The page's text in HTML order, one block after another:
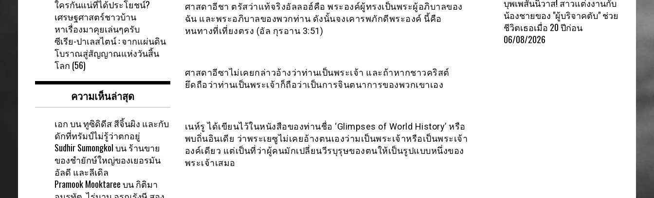
ศาสดาอีชา ตรัสว่าแท้จริงอัลลอฮ์คือ พระองค์ผู้ทรงเป็นพระผู้อภิบาลของ
ฉัน และพระอภิบาลของพวกท่าน ดังนั้นจงเคารพภักดีพระองค์ นี้คือ
หนทางที่เที่ยงตรง (อัล กุรอาน 3:51)
ศาสดาอีซาไม่เคยกล่าวอ้างว่าท่านเป็นพระเจ้า และถ้าหากชาวคริสต์
ยึดถือว่าท่านเป็นพระเจ้าก็ถือว่าเป็นการจินตนาการของพวกเขาเอง
เนห์รู ได้เขียนไว้ในหนังสือของท่านชื่อ ‘Glimpses of World History’ หรือ
พบถิ่นอินเดีย ว่าพระเยซูไม่เคยอ้างตนเองว่ามเป็นพระเจ้าหรือเป็นพระเจ้า
องค์เดียว แต่เป็นที่ว่าผู้คนมักเปลี่ยนวีรบุรุษของตนให้เป็นรูปแบบหนึ่งของ
พระเจ้าเสมอ
ใครกันแน่ที่ได้ประโยชน์?
เศรษฐศาสตร์ชาวบ้าน
หาเรื่องมาคุยเล่นๆครับ
ซีเรีย-ปาเลสไตน์ : จากแผ่นดิน
โบราณสู่สัญญาณแห่งวันสิ้น
โลก (56)
ความเห็นล่าสุด
เอกบนทูซิดิดีส สีจิ้นผิง และกับ
ดักที่ทรัมป์ไม่รู้ว่าตกอยู่
Sudhir Sumongkolบนร้านขาย
ของชำยักษ์ใหญ่ของเยอรมัน
อัลดี และลีเดิล
Pramook Mooktareeบนกิติมา
บุพเพสันนิวาส! สาวแต่งงานกับ
น้องชายของ "ผู้บริจาคตับ" ช่วย
ชีวิตเธอเมื่อ 20 ปีก่อน
06/08/2026